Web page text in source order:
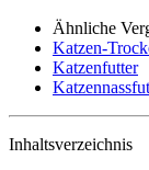
Ähnliche
Katzen-
Katzenfutter
Inhaltsverzeichnis